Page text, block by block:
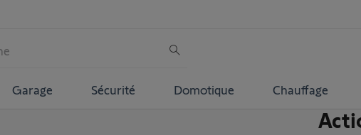
Garage Sécurité Domotique Chauffage